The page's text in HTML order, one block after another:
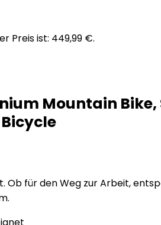
Preis ist: 449,99 €.
Mountain Bike,
Ob für den Weg zur Arbeit,